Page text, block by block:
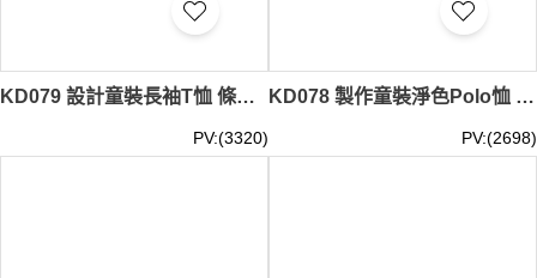
KD079 設計童裝長袖T恤 條紋 橫間 間條 100%棉 童裝製衣廠
PV:(3320)
KD078 製作童裝淨色Polo恤 童裝製衣廠
PV:(2698)